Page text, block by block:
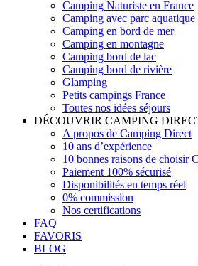
Camping Naturiste en France
Camping avec parc aquatique
Camping en bord de mer
Camping en montagne
Camping bord de lac
Camping bord de rivière
Glamping
Petits campings France
Toutes nos idées séjours
DÉCOUVRIR CAMPING
A propos de Camping Direct
10 ans d’expérience
10 bonnes raisons de choisir
Paiement 100% sécurisé
Disponibilités en temps réel
0% commission
Nos certifications
FAQ
FAVORIS
BLOG